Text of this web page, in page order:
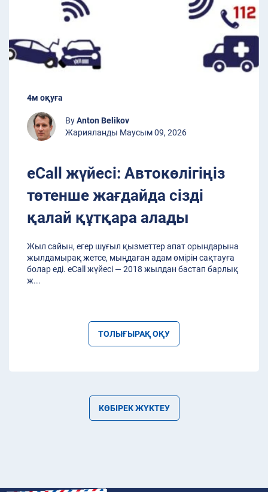
4м оқуға
ByAnton Belikov
Жарияланды Маусым 09, 2026
eCall жүйесі: Автокөлігіңіз
төтенше жағдайда сізді
қалай құтқара алады
Жыл сайын, егер шұғыл қызметтер апат орындарына
жылдамырақ жетсе, мыңдаған адам өмірін сақтауға
болар еді. eCall жүйесі — 2018 жылдан бастап барлық
ж...
ТОЛЫҒЫРАҚ ОҚУ
КӨБІРЕК ЖҮКТЕУ